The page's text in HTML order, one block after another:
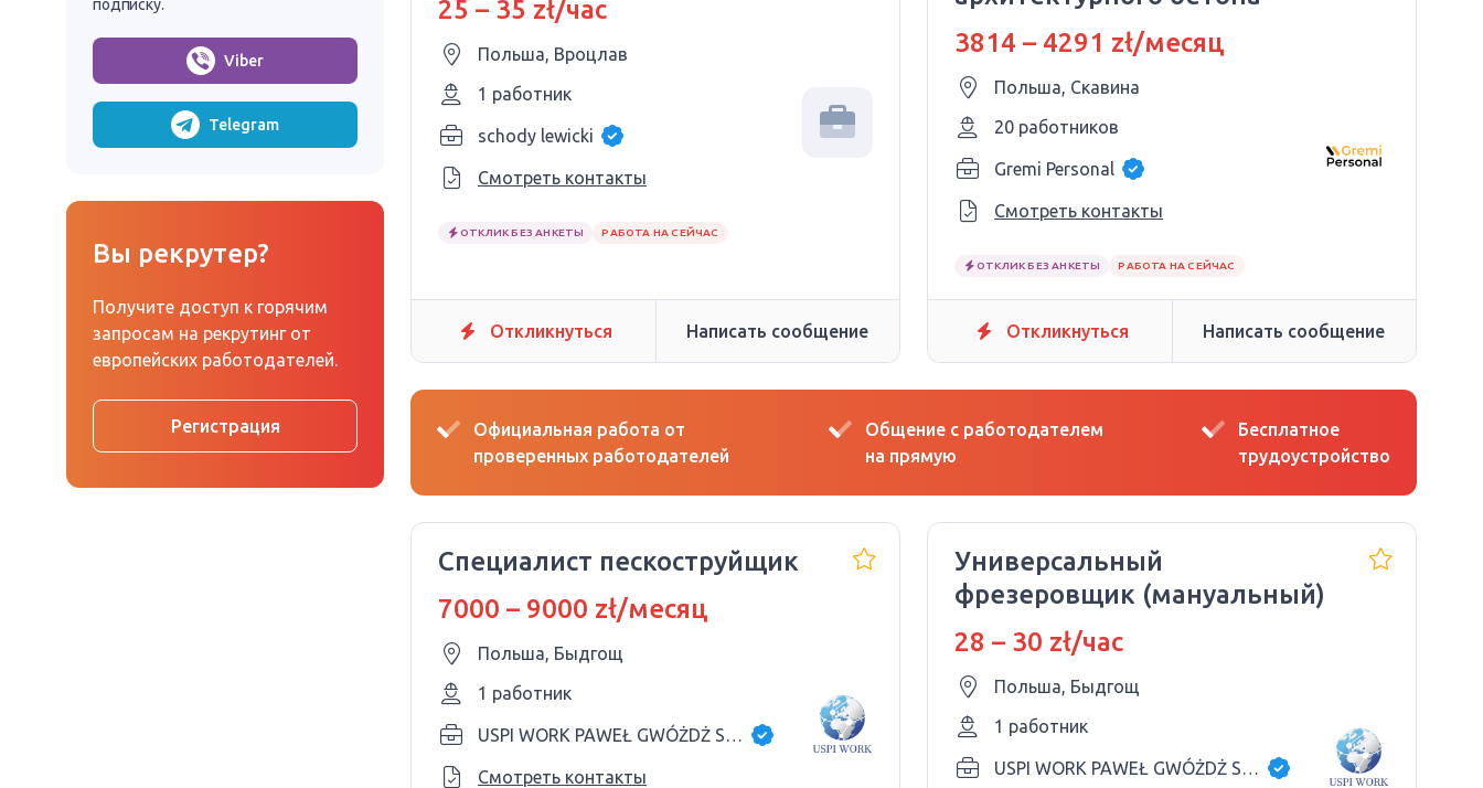
подписку.
Viber
Telegram
Вы рекрутер?
Получите доступ к горячим
запросам на рекрутинг от
европейских работодателей.
Регистрация
25 – 35 zł/час
Польша, Вроцлав
1 работник
schody lewicki
Смотреть контакты
ОТКЛИК БЕЗ АНКЕТЫ РАБОТА НА СЕЙЧАС
Откликнуться Написать сообщение
3814 – 4291 zł/месяц
Польша, Скавина
20 работников
Gremi Personal
Смотреть контакты
ОТКЛИК БЕЗ АНКЕТЫ РАБОТА НА СЕЙЧАС
Откликнуться Написать сообщение
Официальная работа от
проверенных работодателей
Общение с работодателем
на прямую
Бесплатное
трудоустройство
Специалист пескоструйщик
7000 – 9000 zł/месяц
Польша, Быдгощ
1 работник
USPI WORK PAWEŁ GWÓŻDŻ SP.K
Смотреть контакты
Универсальный
фрезеровщик (мануальный)
28 – 30 zł/час
Польша, Быдгощ
1 работник
USPI WORK PAWEŁ GWÓŻDŻ SP.K